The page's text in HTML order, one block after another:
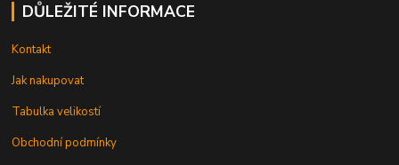
DŮLEŽITÉ INFORMACE
Kontakt
Jak nakupovat
Tabulka velikostí
Obchodní podmínky